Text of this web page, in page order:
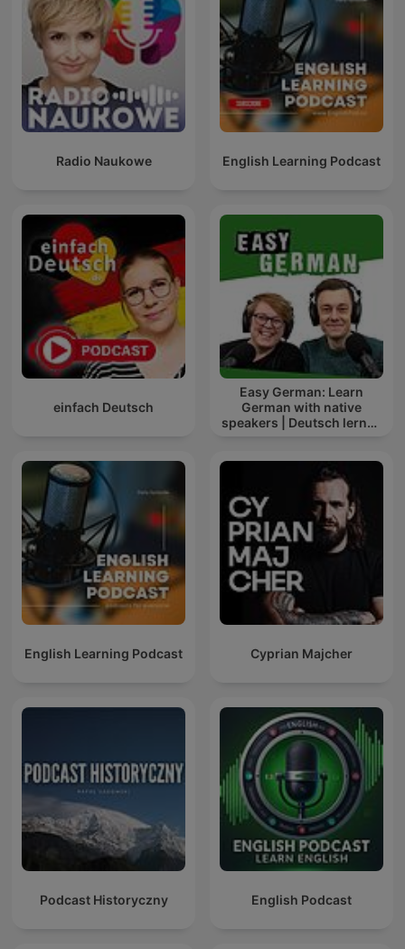
Radio Naukowe English Learning Podcast
einfach Deutsch
Easy German: Learn
German with native
speakers | Deutsch lernen
English Learning Podcast Cyprian Majcher
Podcast Historyczny English Podcast